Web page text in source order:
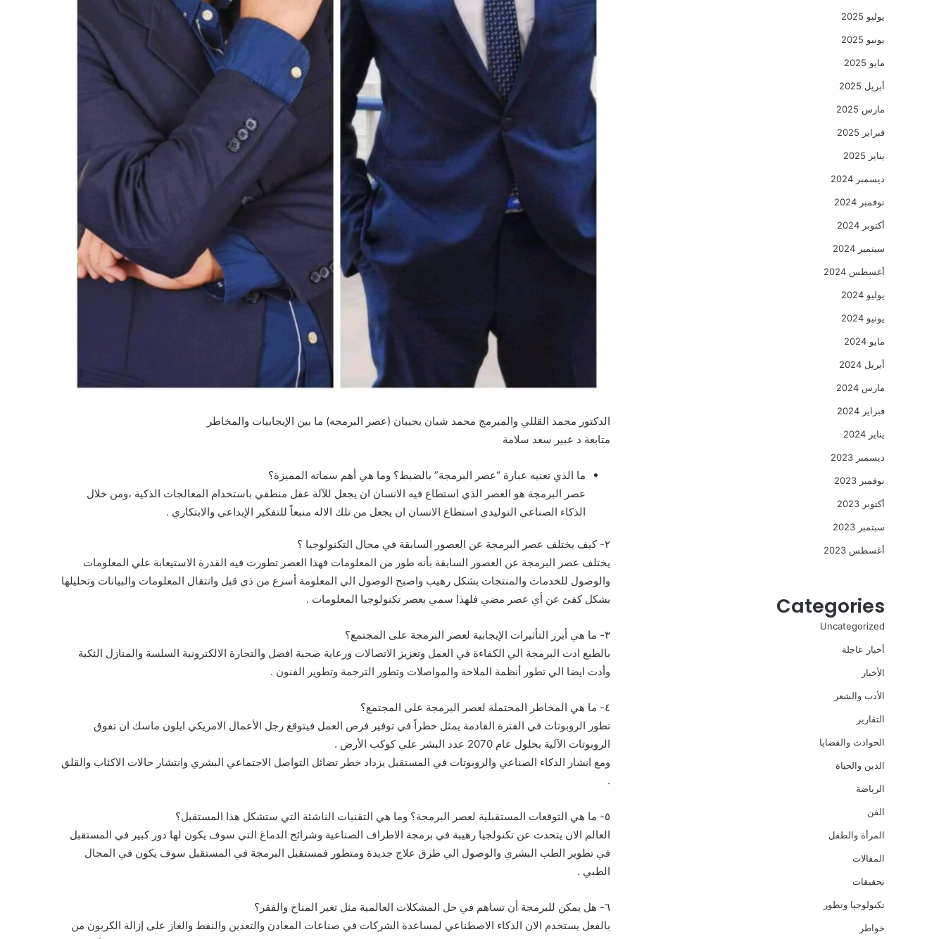
الدكتور محمد القللي والمبرمج محمد شبان يجيبان (عصر البرمجه) ما بين الإيجابيات والمخاطر
متابعة د عبير سعد سلامة
ما الذي تعنيه عبارة “عصر البرمجة” بالضبط؟ وما هي أهم سماته المميزة؟
عصر البرمجة هو العصر الذي استطاع فيه الانسان ان يجعل للآلة عقل منطقي باستخدام المعالجات الذكية ،ومن خلال
الذكاء الصناعي التوليدي استطاع الانسان ان يجعل من تلك الاله منبعاً للتفكير الإبداعي والابتكاري .
٢- كيف يختلف عصر البرمجة عن العصور السابقة في مجال التكنولوجيا ؟
يختلف عصر البرمجة عن العصور السابقة بأنه طور من المعلومات فهذا العصر تطورت فيه القدرة الاستيعابة علي المعلومات
والوصول للخدمات والمنتجات بشكل رهيب واصبح الوصول الي المعلومة أسرع من ذي قبل وانتقال المعلومات والبيانات وتحليلها
بشكل كفئ عن أي عصر مضي فلهذا سمي بعصر تكنولوجيا المعلومات .
٣- ما هي أبرز التأثيرات الإيجابية لعصر البرمجة على المجتمع؟
بالطبع ادت البرمجة الي الكفاءة في العمل وتعزيز الاتصالات ورعاية صحية افضل والتجارة الالكترونية السلسة والمنازل الئكية
وأدت ايضا الي تطور أنظمة الملاحة والمواصلات وتطور الترجمة وتطوير الفنون .
٤- ما هي المخاطر المحتملة لعصر البرمجة على المجتمع؟
تطور الروبوتات في الفترة القادمة يمثل خطراً في توفير فرص العمل فيتوقع رجل الأعمال الامريكي ايلون ماسك ان تفوق
الروبوتات الآلية بحلول عام 2070 عدد البشر علي كوكب الأرض .
ومع انشار الذكاء الصناعي والروبوتات في المستقبل يزداد خطر تضائل التواصل الاجتماعي البشري وانتشار حالات الاكئاب والقلق
.
٥- ما هي التوقعات المستقبلية لعصر البرمجة؟ وما هي التقنيات الناشئة التي ستشكل هذا المستقبل؟
العالم الان يتحدث عن تكنولجيا رهيبة في برمجة الاطراف الصناعية وشرائح الدماغ التي سوف يكون لها دور كبير في المستقبل
في تطوير الطب البشري والوصول الي طرق علاج جديدة ومتطور فمستقبل البرمجة في المستقبل سوف يكون في المجال
الطبي .
٦- هل يمكن للبرمجة أن تساهم في حل المشكلات العالمية مثل تغير المناخ والفقر؟
بالفعل يستخدم الان الذكاء الاصطناعي لمساعدة الشركات في صناعات المعادن والتعدين والنفط والغاز على إزالة الكربون من
يوليو 2025
يونيو 2025
مايو 2025
أبريل 2025
مارس 2025
فبراير 2025
يناير 2025
ديسمبر 2024
نوفمبر 2024
أكتوبر 2024
سبتمبر 2024
أغسطس 2024
يوليو 2024
يونيو 2024
مايو 2024
أبريل 2024
مارس 2024
فبراير 2024
يناير 2024
ديسمبر 2023
نوفمبر 2023
أكتوبر 2023
سبتمبر 2023
أغسطس 2023
Categories
Uncategorized
أخبار عاجلة
الأخبار
الأدب والشعر
التقارير
الحوادث والقضايا
الدين والحياة
الرياضة
الفن
المرأة والطفل
المقالات
تحقيقات
تكنولوجيا وتطور
خواطر